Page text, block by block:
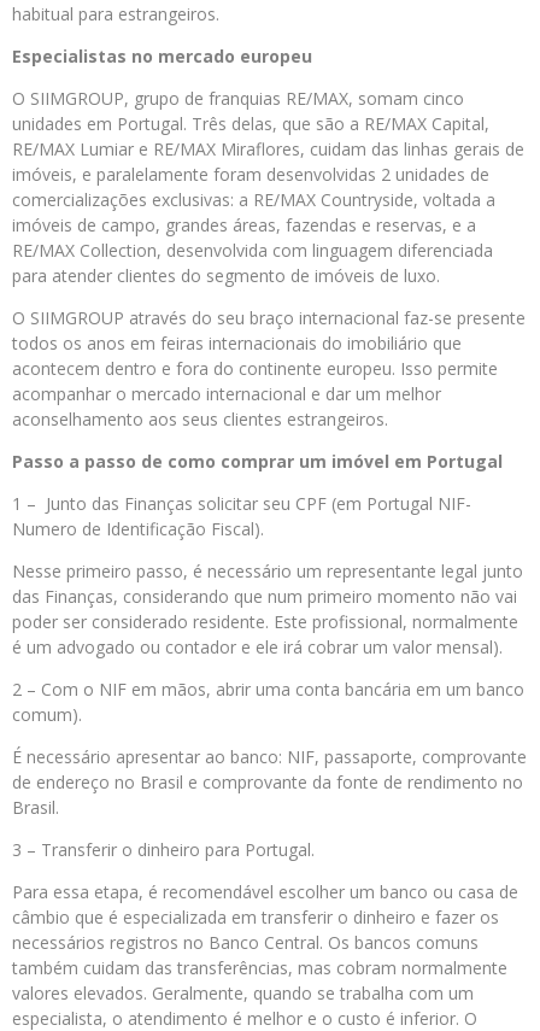
habitual para estrangeiros.
Especialistas no mercado europeu
O SIIMGROUP, grupo de franquias RE/MAX, somam cinco
unidades em Portugal. Três delas, que são a RE/MAX Capital,
RE/MAX Lumiar e RE/MAX Miraflores, cuidam das linhas gerais de
imóveis, e paralelamente foram desenvolvidas 2 unidades de
comercializações exclusivas: a RE/MAX Countryside, voltada a
imóveis de campo, grandes áreas, fazendas e reservas, e a
RE/MAX Collection, desenvolvida com linguagem diferenciada
para atender clientes do segmento de imóveis de luxo.
O SIIMGROUP através do seu braço internacional faz-se presente
todos os anos em feiras internacionais do imobiliário que
acontecem dentro e fora do continente europeu. Isso permite
acompanhar o mercado internacional e dar um melhor
aconselhamento aos seus clientes estrangeiros.
Passo a passo de como comprar um imóvel em Portugal
1 – Junto das Finanças solicitar seu CPF (em Portugal NIF-
Numero de Identificação Fiscal).
Nesse primeiro passo, é necessário um representante legal junto
das Finanças, considerando que num primeiro momento não vai
poder ser considerado residente. Este profissional, normalmente
é um advogado ou contador e ele irá cobrar um valor mensal).
2 – Com o NIF em mãos, abrir uma conta bancária em um banco
comum).
É necessário apresentar ao banco: NIF, passaporte, comprovante
de endereço no Brasil e comprovante da fonte de rendimento no
Brasil.
3 – Transferir o dinheiro para Portugal.
Para essa etapa, é recomendável escolher um banco ou casa de
câmbio que é especializada em transferir o dinheiro e fazer os
necessários registros no Banco Central. Os bancos comuns
também cuidam das transferências, mas cobram normalmente
valores elevados. Geralmente, quando se trabalha com um
especialista, o atendimento é melhor e o custo é inferior. O